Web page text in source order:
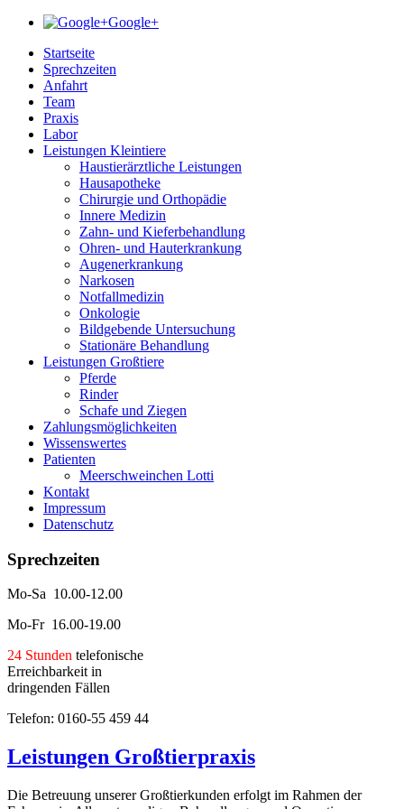
Google+
Startseite
Sprechzeiten
Anfahrt
Team
Praxis
Labor
Leistungen Kleintiere
Haustierärztliche Leistungen
Hausapotheke
Chirurgie und Orthopädie
Innere Medizin
Zahn- und Kieferbehandlung
Ohren- und Hauterkrankung
Augenerkrankung
Narkosen
Notfallmedizin
Onkologie
Bildgebende Untersuchung
Stationäre Behandlung
Leistungen Großtiere
Pferde
Rinder
Schafe und Ziegen
Zahlungsmöglichkeiten
Wissenswertes
Patienten
Meerschweinchen Lotti
Kontakt
Impressum
Datenschutz
Sprechzeiten
Mo-Sa 10.00-12.00
Mo-Fr 16.00-19.00
24 Stunden telefonische
Erreichbarkeit in
dringenden Fällen
Telefon: 0160-55 459 44
Leistungen Großtierpraxis
Die Betreuung unserer Großtierkunden erfolgt im Rahmen der